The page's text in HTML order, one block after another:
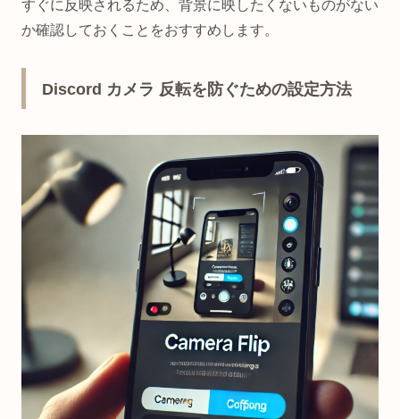
すぐに反映されるため、背景に映したくないものがない
か確認しておくことをおすすめします。
Discord カメラ 反転を防ぐための設定方法